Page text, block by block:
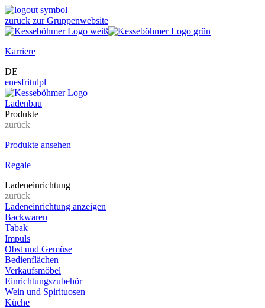
zurück zur Gruppenwebsite
Karriere
DE
enesfritnlpl
Ladenbau
Produkte
zurück
Produkte ansehen
Regale
Ladeneinrichtung
zurück
Ladeneinrichtung anzeigen
Backwaren
Tabak
Impuls
Obst und Gemüse
Bedienflächen
Verkaufsmöbel
Einrichtungszubehör
Wein und Spirituosen
Küche